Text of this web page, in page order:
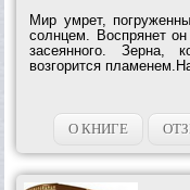
Мир умрет,
солнцем. Воспрянет
засеянного. Зерна,
возгорится
О КНИГЕ